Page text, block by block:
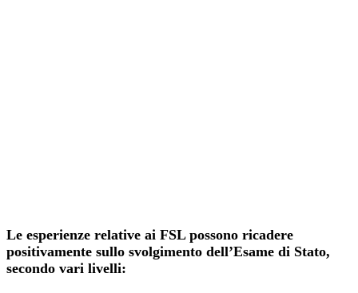
Le esperienze relative ai FSL possono ricadere
positivamente sullo svolgimento dell’Esame di Stato,
secondo vari livelli: